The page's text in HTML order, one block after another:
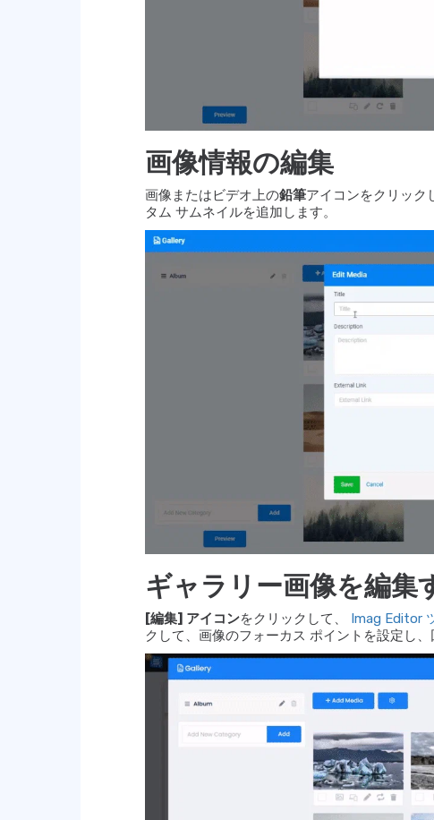
画像情報の編集
画像またはビデオ上の鉛筆アイコンをクリック
タム サムネイルを追加します。
ギャラリー画像を編集
[編集] アイコンをクリックして、 Imag Editor
クして、画像のフォーカス ポイントを設定し、